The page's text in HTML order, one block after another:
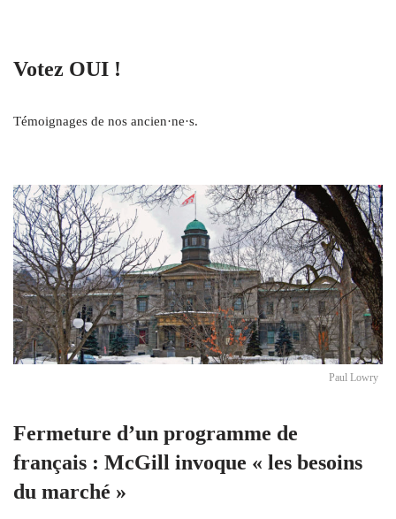
Votez OUI !
Témoignages de nos ancien·ne·s.
Paul Lowry
Fermeture d’un programme de
français : McGill invoque « les besoins
du marché »